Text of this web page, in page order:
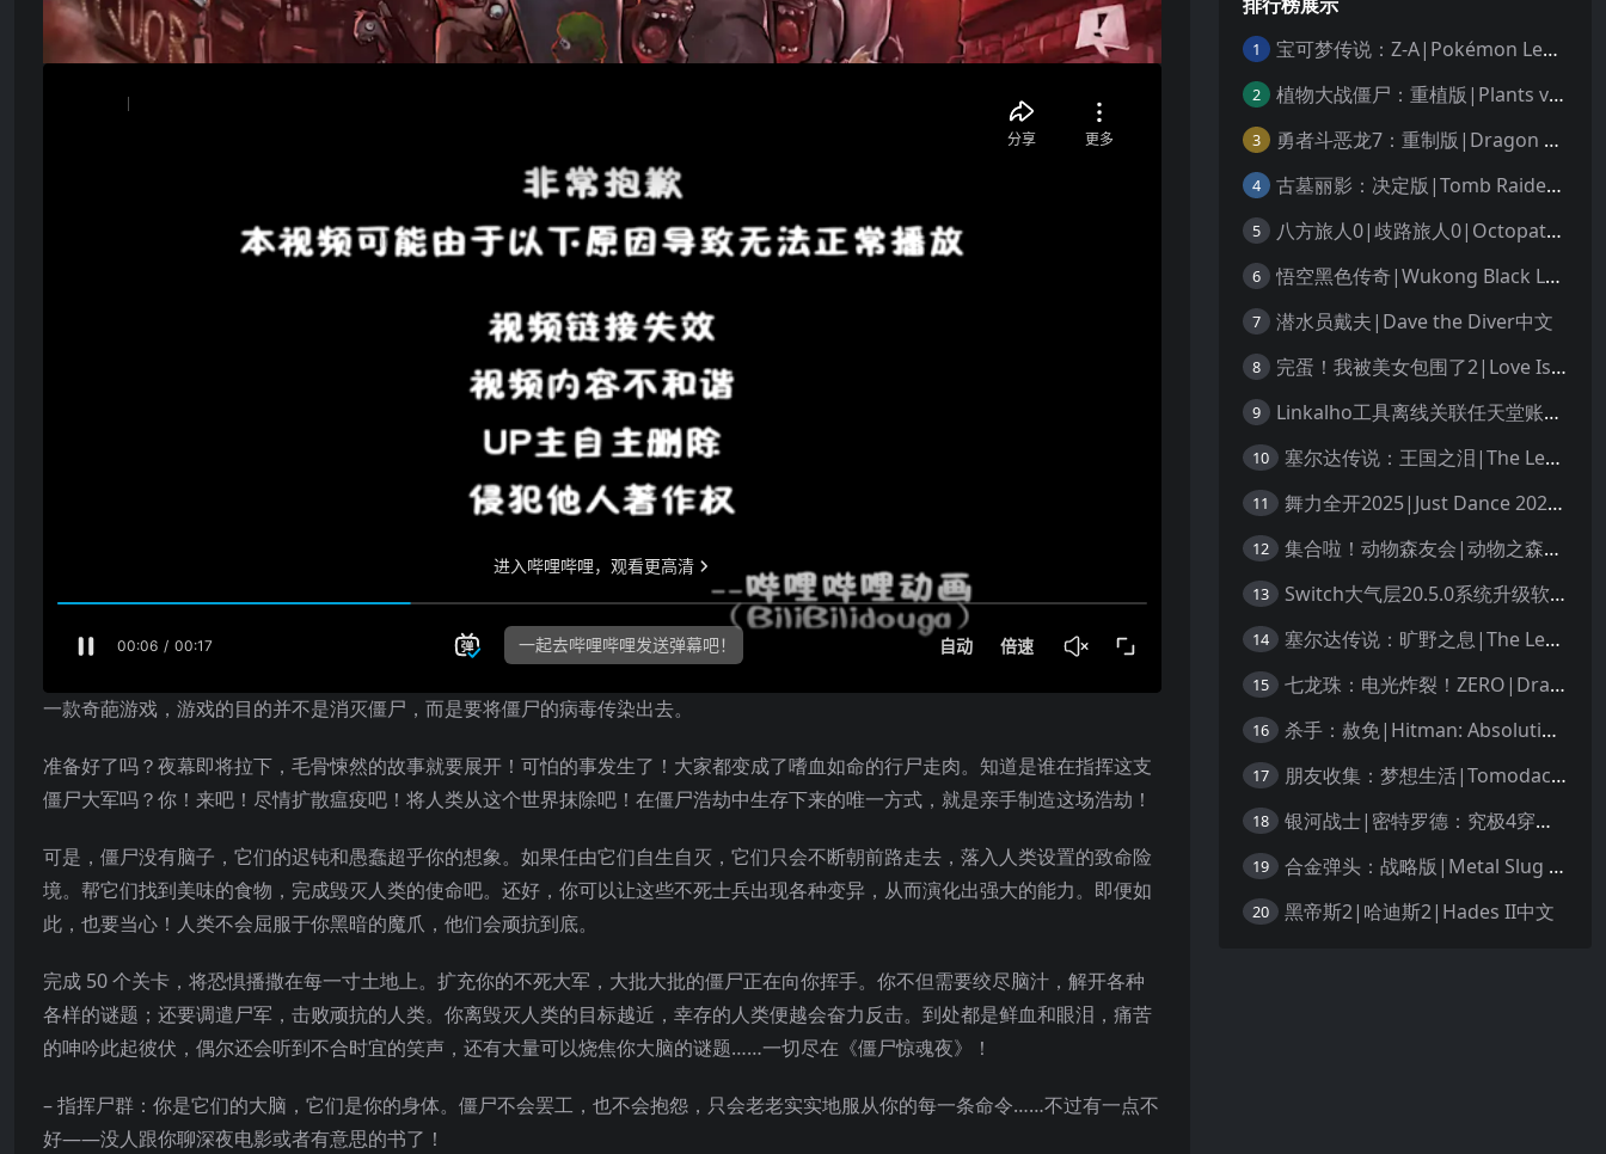
一款奇葩游戏，游戏的目的并不是消灭僵尸，而是要将僵尸的病毒传染出去。
准备好了吗？夜幕即将拉下，毛骨悚然的故事就要展开！可怕的事发生了！大家都变成了嗜血如命的行尸走肉。知道是谁在指挥这支
僵尸大军吗？你！来吧！尽情扩散瘟疫吧！将人类从这个世界抹除吧！在僵尸浩劫中生存下来的唯一方式，就是亲手制造这场浩劫！
可是，僵尸没有脑子，它们的迟钝和愚蠢超乎你的想象。如果任由它们自生自灭，它们只会不断朝前路走去，落入人类设置的致命险
境。帮它们找到美味的食物，完成毁灭人类的使命吧。还好，你可以让这些不死士兵出现各种变异，从而演化出强大的能力。即便如
此，也要当心！人类不会屈服于你黑暗的魔爪，他们会顽抗到底。
完成 50 个关卡，将恐惧播撒在每一寸土地上。扩充你的不死大军，大批大批的僵尸正在向你挥手。你不但需要绞尽脑汁，解开各种
各样的谜题；还要调遣尸军，击败顽抗的人类。你离毁灭人类的目标越近，幸存的人类便越会奋力反击。到处都是鲜血和眼泪，痛苦
的呻吟此起彼伏，偶尔还会听到不合时宜的笑声，还有大量可以烧焦你大脑的谜题……一切尽在《僵尸惊魂夜》！
– 指挥尸群：你是它们的大脑，它们是你的身体。僵尸不会罢工，也不会抱怨，只会老老实实地服从你的每一条命令……不过有一点不
好——没人跟你聊深夜电影或者有意思的书了！
1 宝可梦传说：Z-A|Pokémon Legends: Z-A中文
2 植物大战僵尸：重植版|Plants vs. Zombies: Replanted中文
3 勇者斗恶龙7：重制版|Dragon Quest VII Reimagined中文
4 古墓丽影：决定版|Tomb Raider: Definitive Edition中文
5 八方旅人0|歧路旅人0|Octopath Traveler 0中文
6 悟空黑色传奇|Wukong Black Legend
7 潜水员戴夫|Dave the Diver中文
8 完蛋！我被美女包围了2|Love Is All Around 2中文
9 Linkalho工具离线关联任天堂账户教程
10 塞尔达传说：王国之泪|The Legend of Zelda: Tears of the Kingdom中文
11 舞力全开2025|Just Dance 2025中文
12 集合啦！动物森友会|动物之森|Animal Crossing: New Horizons中文
13 Switch大气层20.5.0系统升级软硬破通用教程
14 塞尔达传说：旷野之息|The Legend of Zelda: Breath of the Wild中文
15 七龙珠：电光炸裂！ZERO|Dragon Ball: Sparking! Zero中文
16 杀手：赦免|Hitman: Absolution汉化
17 朋友收集：梦想生活|Tomodachi Life: Living the Dream中文
18 银河战士|密特罗德：究极4穿越未知|Metroid Prime 4: Beyond中文
19 合金弹头：战略版|Metal Slug Tactics中文
20 黑帝斯2|哈迪斯2|Hades II中文